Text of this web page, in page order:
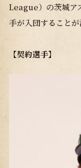
League）の茨城ア
手が入団することが
【契約選手】